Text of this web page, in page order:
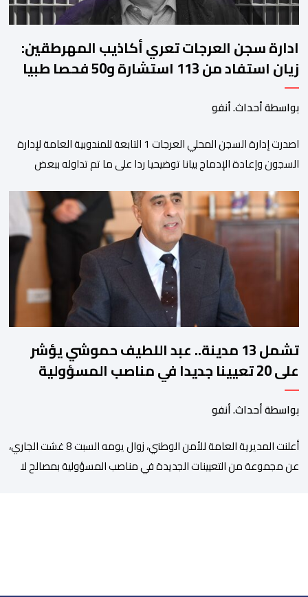
ادارة سجن العرجات تعري أكاذيب المهرطقين:
زيان استفاد من 113 استشارة و50 فحصا طبيا
بواسطة أحداث. أنفو
اصدرت إدارة السجن المحلي العرجات 1 التابعة للمندوبية العامة لإدارة
السجون وإعادة الإدماج بيانا توضيحيا ردا على ما تم تداوله ببعض
زيان، المعتقل بالمؤسسة ذاتها، وذلك لتنوير الرأي العام بالحقائق
والمعطيات الدقيقة.واوضحت إدارة المؤسسة السجنية أن المعني
بالأمر يستفيد منذ إيداعه من تتبع طبي منتظم ومستمر وفقا […]
تشمل 13 مدينة.. عبد اللطيف حموشي يؤشر
على 20 تعيينا جديدا في مناصب المسؤولية
بمصالح الأمن الوطني
بواسطة أحداث. أنفو
أعلنت المديرية العامة للأمن الوطني، زوال يومه السبت 8 غشت الجاري،
عن مجموعة من التعيينات الجديدة في مناصب المسؤولية بمصالح لا